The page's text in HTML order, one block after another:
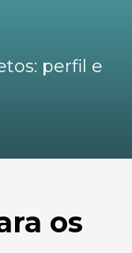
perfil e
os